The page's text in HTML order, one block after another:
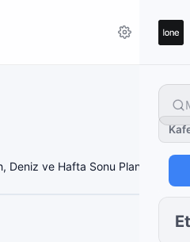
Deniz ve Hafta Sonu Planı